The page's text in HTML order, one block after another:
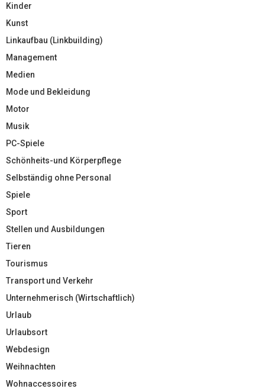
Kinder
Kunst
Linkaufbau (Linkbuilding)
Management
Medien
Mode und Bekleidung
Motor
Musik
PC-Spiele
Schönheits-und Körperpflege
Selbständig ohne Personal
Spiele
Sport
Stellen und Ausbildungen
Tieren
Tourismus
Transport und Verkehr
Unternehmerisch (Wirtschaftlich)
Urlaub
Urlaubsort
Webdesign
Weihnachten
Wohnaccessoires